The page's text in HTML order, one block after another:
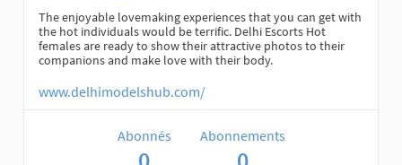
The enjoyable lovemaking experiences that you can get with
the hot individuals would be terrific. Delhi Escorts Hot
females are ready to show their attractive photos to their
companions and make love with their body.
www.delhimodelshub.com/
Abonnés Abonnements